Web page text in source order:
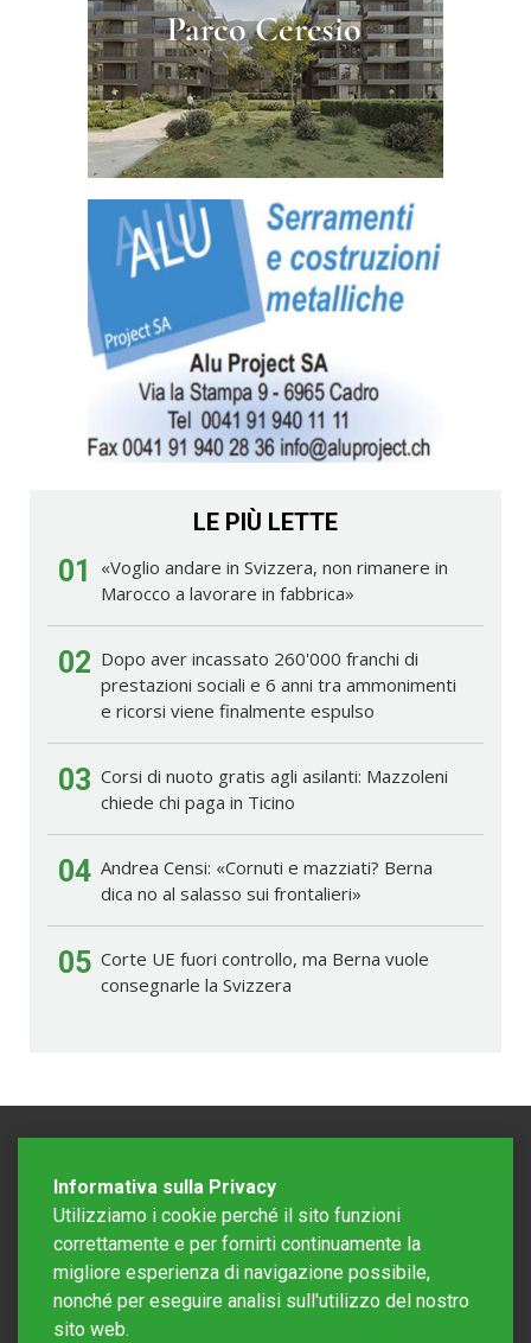
LE PIÙ LETTE
01
«Voglio andare in Svizzera, non rimanere in
Marocco a lavorare in fabbrica»
02 Dopo aver incassato 260'000 franchi di
prestazioni sociali e 6 anni tra ammonimenti
e ricorsi viene finalmente espulso
03 Corsi di nuoto gratis agli asilanti: Mazzoleni
chiede chi paga in Ticino
04 Andrea Censi: «Cornuti e mazziati? Berna
dica no al salasso sui frontalieri»
05 Corte UE fuori controllo, ma Berna vuole
consegnarle la Svizzera
Informativa sulla Privacy
Utilizziamo i cookie perché il sito funzioni
correttamente e per fornirti continuamente la
migliore esperienza di navigazione possibile,
nonché per eseguire analisi sull'utilizzo del nostro
sito web.